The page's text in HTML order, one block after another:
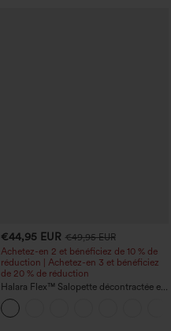
+1
€44,95 EUR €49,95 EUR
Achetez-en 2 et bénéficiez de 10 % de
réduction | Achetez-en 3 et bénéficiez
de 20 % de réduction
Halara Flex™ Salopette décontractée en
denim lavé à encolure en V avec poche